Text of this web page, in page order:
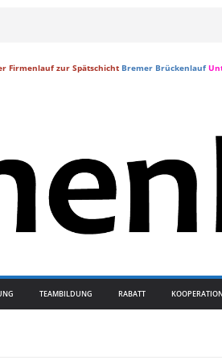
Firmenlauf zur Spätschicht Bremer Brückenlauf
TEAMBILDUNG RABATT